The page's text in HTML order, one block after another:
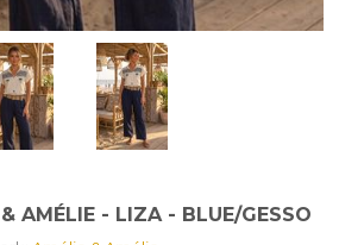
AMÉLIE - LIZA - BLUE/GESSO